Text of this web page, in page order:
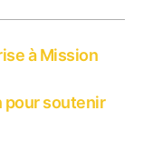
à Mission
pour soutenir